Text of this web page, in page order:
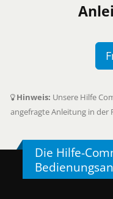
Hinweis: Unsere Hilfe
angefragte Anleitung in der
Die Hilfe-